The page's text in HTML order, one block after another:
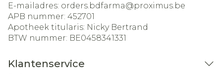
E-mailadres: orders.bdfarma@proximus.be
APB nummer: 452701
Apotheek titularis: Nicky Bertrand
BTW nummer: BE0458341331
Klantenservice